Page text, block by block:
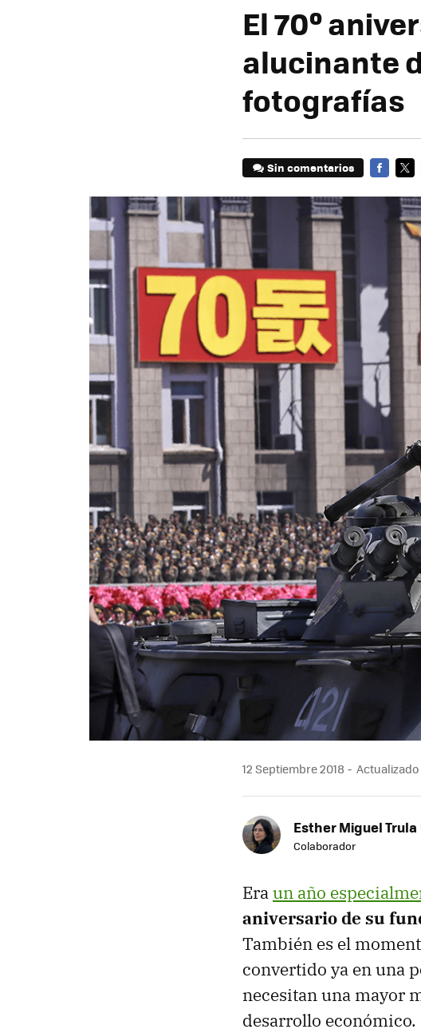
El 70º
alucinante
fotografías
Sin comentarios
12 Septiembre 2018 Actualizado
Esther Miguel Trula
Colaborador
Eraun año
aniversario de su
También es el
convertido ya en una
necesitan una mayor
desarrollo